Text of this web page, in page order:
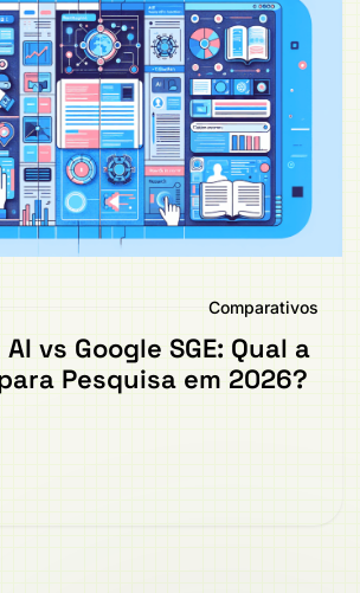
Comparativos
vs Google SGE: Qual a
Pesquisa em 2026?